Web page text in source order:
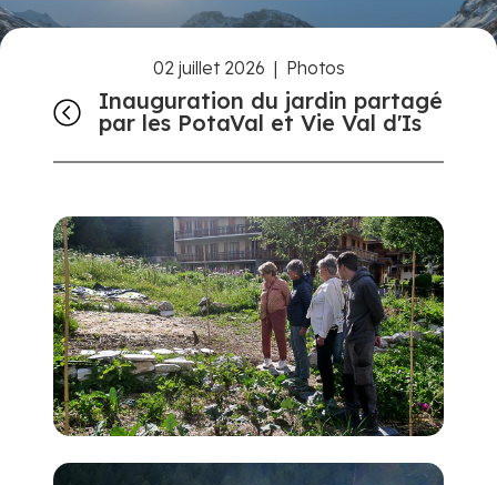
02 juillet 2026 | Photos
Inauguration du jardin partagé
par les PotaVal et Vie Val d'Is